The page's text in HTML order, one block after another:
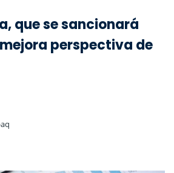
que se sancionará
perspectiva de